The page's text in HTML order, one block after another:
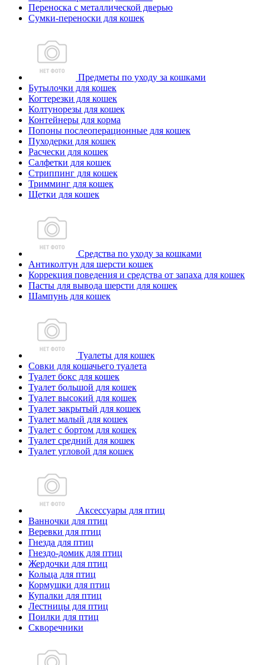
Переноска с металлической дверью
Сумки-переноски для кошек
Предметы по уходу за кошками
Бутылочки для кошек
Когтерезки для кошек
Колтунорезы для кошек
Контейнеры для корма
Попоны послеоперационные для кошек
Пуходерки для кошек
Расчески для кошек
Салфетки для кошек
Стриппинг для кошек
Тримминг для кошек
Щетки для кошек
Средства по уходу за кошками
Антиколтун для шерсти кошек
Коррекция поведения и средства от запаха для кошек
Пасты для вывода шерсти для кошек
Шампунь для кошек
Туалеты для кошек
Совки для кошачьего туалета
Туалет бокс для кошек
Туалет большой для кошек
Туалет высокий для кошек
Туалет закрытый для кошек
Туалет малый для кошек
Туалет с бортом для кошек
Туалет средний для кошек
Туалет угловой для кошек
Аксессуары для птиц
Ванночки для птиц
Веревки для птиц
Гнезда для птиц
Гнездо-домик для птиц
Жердочки для птиц
Кольца для птиц
Кормушки для птиц
Купалки для птиц
Лестницы для птиц
Поилки для птиц
Скворечники